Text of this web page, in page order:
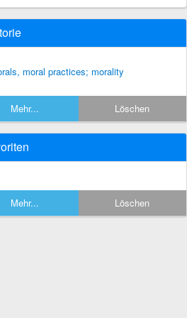
moral practices; morality
Mehr... Löschen
Mehr... Löschen